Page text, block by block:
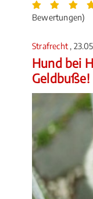
Bewertungen)
Strafrecht ,
Hund bei
Geldbuße!